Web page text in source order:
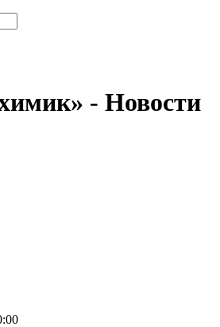
- Новости